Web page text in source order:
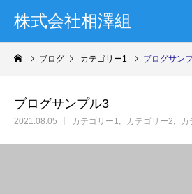
株式会社相澤組
ブログ カテゴリー1 ブログサン
ブログサンプル3
2021.08.05 カテゴリー1 カテゴリー2 カ